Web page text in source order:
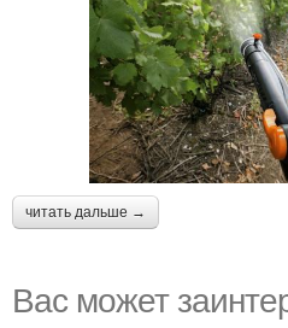
читать дальше →
Вас может